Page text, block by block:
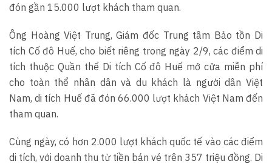
đón gần 15.000 lượt khách tham quan.
Ông Hoàng Việt Trung, Giám đốc Trung tâm Bảo tồn Di
tích Cố đô Huế, cho biết riêng trong ngày 2/9, các điểm di
tích thuộc Quần thể Di tích Cố đô Huế mở cửa miễn phí
cho toàn thể nhân dân và du khách là người dân Việt
Nam, di tích Huế đã đón 66.000 lượt khách Việt Nam đến
tham quan.
Cùng ngày, có hơn 2.000 lượt khách quốc tế vào các điểm
di tích, với doanh thu từ tiền bán vé trên 357 triệu đồng. Di